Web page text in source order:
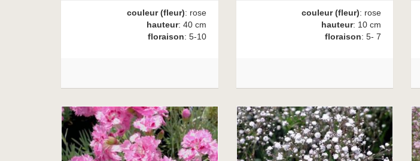
couleur (fleur): rose
hauteur: 40 cm
floraison: 5-10
couleur (fleur): rose
hauteur: 10 cm
floraison: 5- 7